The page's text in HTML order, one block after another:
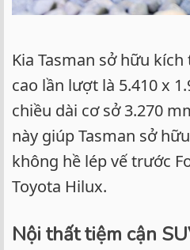
Kia Tasman sở hữu
cao lần lượt là 5.410 x
chiều dài cơ sở 3.270
này giúp Tasman sở
không hề lép vế trước
Toyota Hilux.
Nội thất tiệm cận